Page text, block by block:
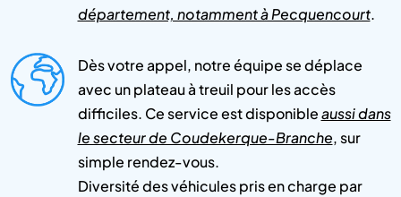
département, notamment à Pecquencourt.
Dès votre appel, notre équipe se déplace
avec un plateau à treuil pour les accès
difficiles. Ce service est disponibleaussi dans
le secteur de Coudekerque-Branche, sur
simple rendez-vous.
Diversité des véhicules pris en charge par